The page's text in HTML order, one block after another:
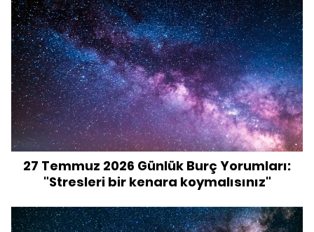
27 Temmuz 2026 Günlük Burç Yorumları:
"Stresleri bir kenara koymalısınız"